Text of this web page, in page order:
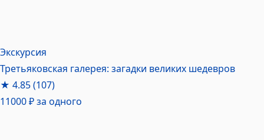
Экскурсия
Третьяковская галерея: загадки великих шедевров
★ 4.85(107)
11000 ₽за одного